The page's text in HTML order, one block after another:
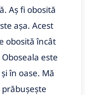
Aș fi obosită
așa. Acest
obosită încât
este
în oase. Mă